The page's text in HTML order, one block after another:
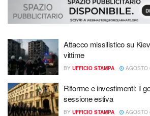
Attacco missilistico su
vittime
BY UFFICIO STAMPA AGOSTO
Riforme e investimenti: il
sessione estiva
BY UFFICIO STAMPA AGOSTO